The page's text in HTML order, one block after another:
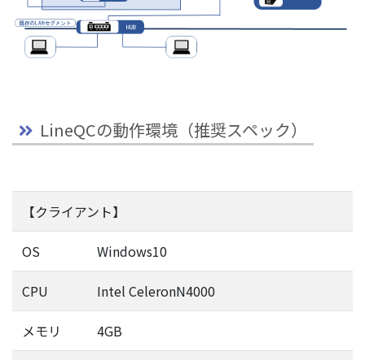
LineQCの動作環境（推奨スペック）
【クライアント】
OS Windows10
CPU Intel CeleronN4000
メモリ 4GB